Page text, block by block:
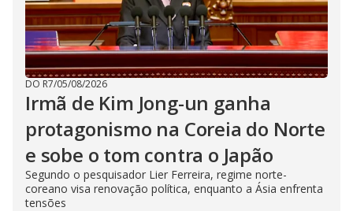
DO R7/05/08/2026
Irmã de Kim Jong-un ganha
protagonismo na Coreia do Norte
e sobe o tom contra o Japão
Segundo o pesquisador Lier Ferreira, regime norte-
coreano visa renovação política, enquanto a Ásia enfrenta
tensões